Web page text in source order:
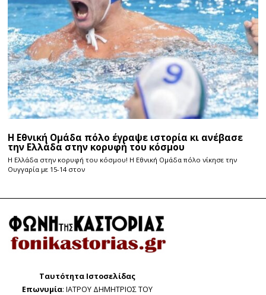
Η Εθνική Ομάδα πόλο έγραψε ιστορία κι ανέβασε
την Ελλάδα στην κορυφή του κόσμου
Η Ελλάδα στην κορυφή του κόσμου! Η Εθνική Ομάδα πόλο νίκησε την
Ουγγαρία με 15-14 στον
Ταυτότητα Ιστοσελίδας
Επωνυμία: ΙΑΤΡΟΥ ΔΗΜΗΤΡΙΟΣ ΤΟΥ